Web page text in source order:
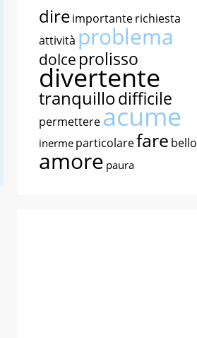
direimportanterichiesta
attività problema
dolce prolisso
divertente
tranquillodifficile
permettereacume
inerme particolarefare bello
amore paura